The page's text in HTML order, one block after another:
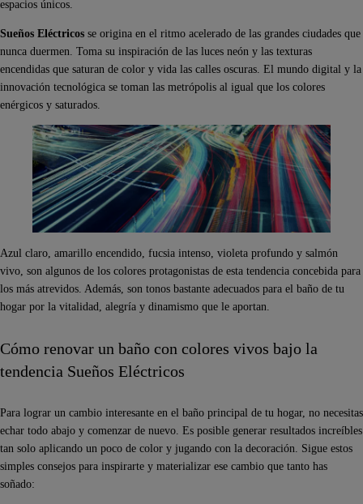
espacios únicos.
Sueños Eléctricos se origina en el ritmo acelerado de las grandes ciudades que
nunca duermen. Toma su inspiración de las luces neón y las texturas
encendidas que saturan de color y vida las calles oscuras. El mundo digital y la
innovación tecnológica se toman las metrópolis al igual que los colores
enérgicos y saturados.
Azul claro, amarillo encendido, fucsia intenso, violeta profundo y salmón
vivo, son algunos de los colores protagonistas de esta tendencia concebida para
los más atrevidos. Además, son tonos bastante adecuados para el baño de tu
hogar por la vitalidad, alegría y dinamismo que le aportan.
Cómo renovar un baño con colores vivos bajo la
tendencia Sueños Eléctricos
Para lograr un cambio interesante en el baño principal de tu hogar, no necesitas
echar todo abajo y comenzar de nuevo. Es posible generar resultados increíbles
tan solo aplicando un poco de color y jugando con la decoración. Sigue estos
simples consejos para inspirarte y materializar ese cambio que tanto has
soñado: